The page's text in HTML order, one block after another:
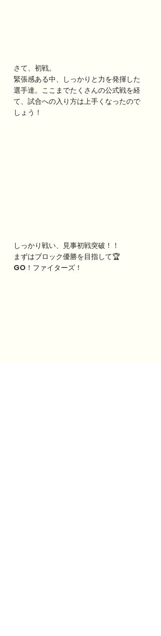
さて、初戦。
緊張感ある中、しっかりと力を発揮した
選手達。ここまでたくさんの公式戦を経
て、試合への入り方は上手くなったので
しょう！
しっかり戦い、見事初戦突破！！
まずはブロック優勝を目指して🏆
GO！ファイターズ！